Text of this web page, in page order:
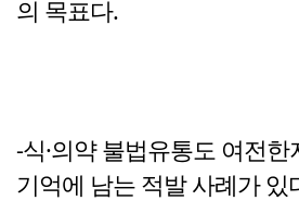
의 목표다.
-식·의약 불법유통도 여전
기억에 남는 적발 사례가 있